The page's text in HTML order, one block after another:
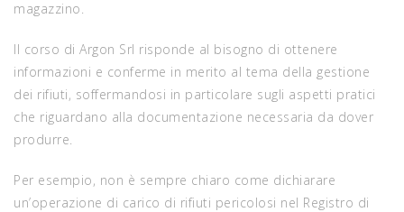
magazzino.
Il corso di Argon Srl risponde al bisogno di ottenere
informazioni e conferme in merito al tema della gestione
dei rifiuti, soffermandosi in particolare sugli aspetti pratici
che riguardano alla documentazione necessaria da dover
produrre.
Per esempio, non è sempre chiaro come dichiarare
un’operazione di carico di rifiuti pericolosi nel Registro di